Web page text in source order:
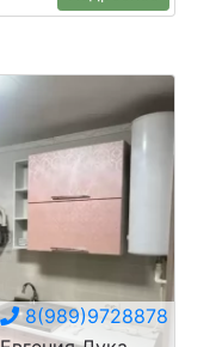
8(989)9728878